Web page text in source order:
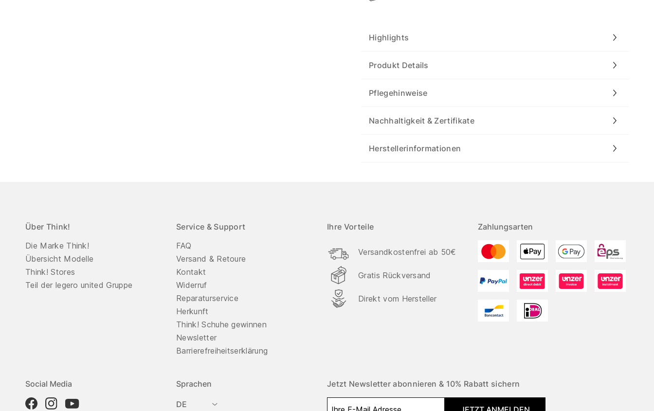
Highlights
Produkt Details
Pflegehinweise
Nachhaltigkeit & Zertifikate
Herstellerinformationen
Über Think!
Die Marke Think!
Übersicht Modelle
Think! Stores
Teil der legero united Gruppe
Service & Support
FAQ
Versand & Retoure
Kontakt
Widerruf
Reparaturservice
Herkunft
Think! Schuhe gewinnen
Newsletter
Barrierefreiheitserklärung
Ihre Vorteile
Versandkostenfrei ab 50€
Gratis Rückversand
Direkt vom Hersteller
Zahlungsarten
Social Media Sprachen
DE
Jetzt Newsletter abonnieren & 10% Rabatt sichern